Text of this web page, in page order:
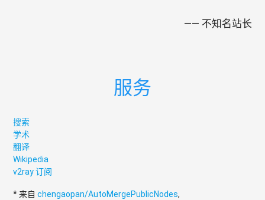
—— 不知名站长
服务
搜索
学术
翻译
Wikipedia
v2ray 订阅
* 来自chengaopan/AutoMergePublicNodes,